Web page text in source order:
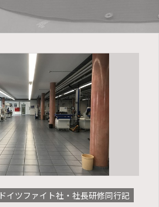
ドイツファイト社・社長研修同行記